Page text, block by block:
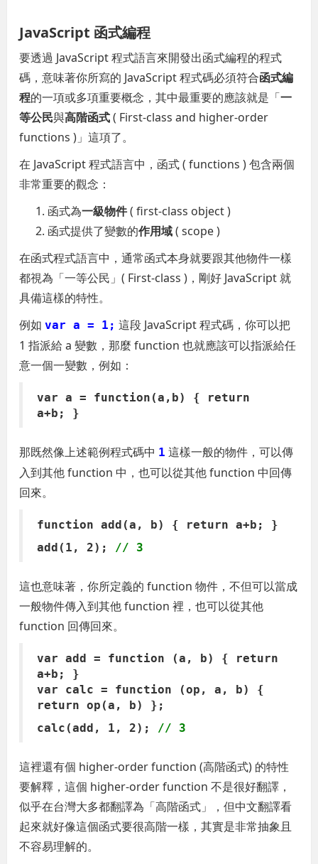
JavaScript 函式編程
要透過 JavaScript 程式語言來開發出函式編程的程式
碼，意味著你所寫的 JavaScript 程式碼必須符合函式編
程的一項或多項重要概念，其中最重要的應該就是「一
等公民與高階函式( First-class and higher-order
functions )」這項了。
在 JavaScript 程式語言中，函式 ( functions ) 包含兩個
非常重要的觀念：
函式為一級物件( first-class object )
函式提供了變數的作用域( scope )
在函式程式語言中，通常函式本身就要跟其他物件一樣
都視為「一等公民」( First-class )，剛好 JavaScript 就
具備這樣的特性。
例如var a = 1; 這段 JavaScript 程式碼，你可以把
1 指派給 a 變數，那麼 function 也就應該可以指派給任
意一個一變數，例如：
var a = function(a,b) { return
a+b; }
那既然像上述範例程式碼中 1 這樣一般的物件，可以傳
入到其他 function 中，也可以從其他 function 中回傳
回來。
function add(a, b) { return a+b; }
add(1, 2); // 3
這也意味著，你所定義的 function 物件，不但可以當成
一般物件傳入到其他 function 裡，也可以從其他
function 回傳回來。
var add = function (a, b) { return
a+b; }
var calc = function (op, a, b) {
return op(a, b) };
calc(add, 1, 2); // 3
這裡還有個 higher-order function (高階函式) 的特性
要解釋，這個 higher-order function 不是很好翻譯，
似乎在台灣大多都翻譯為「高階函式」，但中文翻譯看
起來就好像這個函式要很高階一樣，其實是非常抽象且
不容易理解的。